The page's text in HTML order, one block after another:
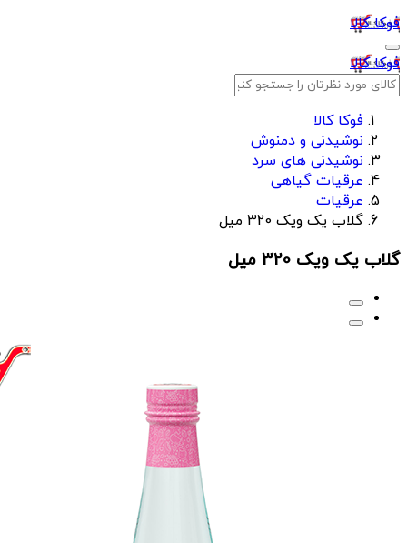
فوکا کالا
فوکا کالا
فوکا کالا
نوشیدنی و دمنوش
نوشیدنی های سرد
عرقیات گیاهی
عرقیات
گلاب یک ویک 320 میل
گلاب یک ویک 320 میل